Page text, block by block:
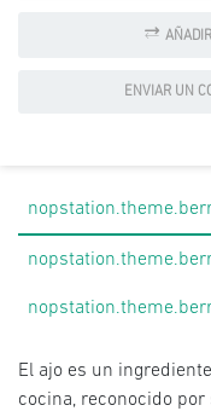
ENVIAR UN
El ajo es un
cocina, reconocido